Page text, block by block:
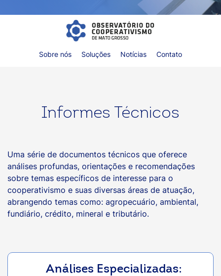
Sobre nós Soluções Notícias Contato
Informes Técnicos
Uma série de documentos técnicos que oferece
análises profundas, orientações e recomendações
sobre temas específicos de interesse para o
cooperativismo e suas diversas áreas de atuação,
abrangendo temas como: agropecuário, ambiental,
fundiário, crédito, mineral e tributário.
Análises Especializadas: